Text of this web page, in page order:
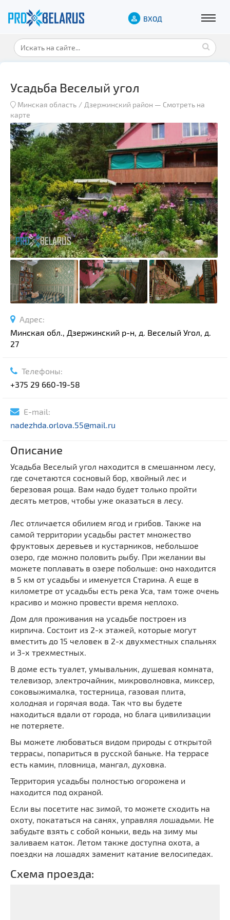
ВХОД
Усадьба Веселый угол
Минская область Дзержинский район — Смотреть на
карте
Адрес:
Минская обл., Дзержинский р-н, д. Веселый Угол, д.
27
Телефоны:
+375 29 660-19-58
E-mail:
nadezhda.orlova.55@mail.ru
Описание
Усадьба Веселый угол находится в смешанном лесу,
где сочетаются сосновый бор, хвойный лес и
березовая роща. Вам надо будет только пройти
десять метров, чтобы уже оказаться в лесу.
Лес отличается обилием ягод и грибов. Также на
самой территории усадьбы растет множество
фруктовых деревьев и кустарников, небольшое
озеро, где можно половить рыбу. При желании вы
можете поплавать в озере побольше: оно находится
в 5 км от усадьбы и именуется Старина. А еще в
километре от усадьбы есть река Уса, там тоже очень
красиво и можно провести время неплохо.
Дом для проживания на усадьбе построен из
кирпича. Состоит из 2-х этажей, которые могут
вместить до 15 человек в 2-х двухместных спальнях
и 3-х трехместных.
В доме есть туалет, умывальник, душевая комната,
телевизор, электрочайник, микроволновка, миксер,
соковыжималка, тостерница, газовая плита,
холодная и горячая вода. Так что вы будете
находиться вдали от города, но блага цивилизации
не потеряете.
Вы можете любоваться видом природы с открытой
террасы, попариться в русской баньке. На террасе
есть камин, пловница, мангал, духовка.
Территория усадьбы полностью огорожена и
находится под охраной.
Если вы посетите нас зимой, то можете сходить на
охоту, покататься на санях, управляя лошадьми. Не
забудьте взять с собой коньки, ведь на зиму мы
заливаем каток. Летом также доступна охота, а
поездки на лошадях заменит катание велосипедах.
Схема проезда: